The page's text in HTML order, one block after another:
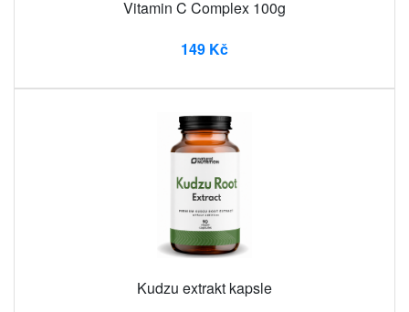
Vitamin C Complex 100g
149 Kč
Kudzu extrakt kapsle